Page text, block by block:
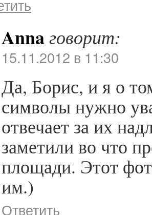
Annaговорит:
15.11.2012 в 11:30
Да, Борис, и я о
символы нужно
отвечает за их
заметили во что
площади. Этот
им.)
Ответить